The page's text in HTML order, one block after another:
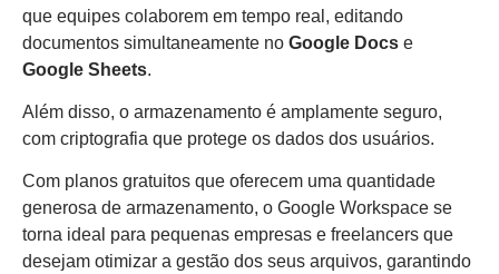
que equipes colaborem em tempo real, editando
documentos simultaneamente no Google Docs e
Google Sheets.
Além disso, o armazenamento é amplamente seguro,
com criptografia que protege os dados dos usuários.
Com planos gratuitos que oferecem uma quantidade
generosa de armazenamento, o Google Workspace se
torna ideal para pequenas empresas e freelancers que
desejam otimizar a gestão dos seus arquivos, garantindo